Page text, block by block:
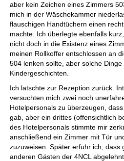
aber kein Zeichen eines Zimmers
mich in der Wäschekammer
flauschigen Handtüchern einen
machte. Ich überlegte ebenfalls
nicht doch in die Existenz eines
meinen Rollkoffer entschlossen an
504 lenken sollte, aber solche
Kindergeschichten.
Ich latschte zur Rezeption zurück.
versuchten mich zwei noch
Hotelpersonals zu überzeugen,
gab, aber ein drittes (offensichtlich
des Hotelpersonals stimmte mir
anschließend ein Zimmer mit Tür
zuzuweisen. Später erfuhr ich, dass
anderen Gästen der 4NCL